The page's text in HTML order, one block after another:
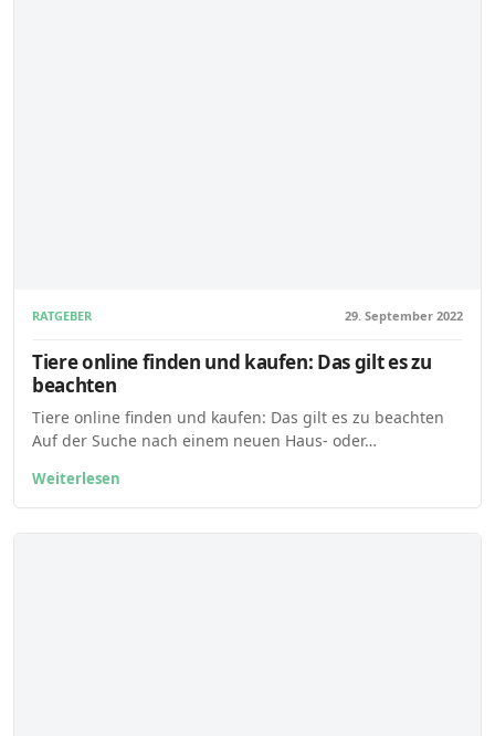
RATGEBER 29. September 2022
Tiere online finden und kaufen: Das gilt es zu
beachten
Tiere online finden und kaufen: Das gilt es zu beachten
Auf der Suche nach einem neuen Haus- oder…
Weiterlesen